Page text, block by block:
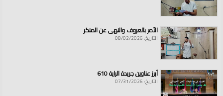
الأمر بالعروف والنهي عن المنكر
التاريخ: 08/02/2026
أبرز عناوين جريدة الراية 610
التاريخ: 07/31/2026